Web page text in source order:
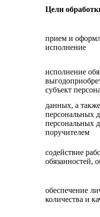
Цели
прием и
исполнение
исполнение
субъект
данных, а
персональных
персональных
поручителем
содействие
обязанностей,
обеспечение
количества и